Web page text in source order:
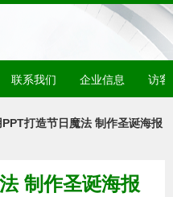
联系我们 企业信息 访客
PPT打造节日魔法 制作圣诞海报
制作圣诞海报